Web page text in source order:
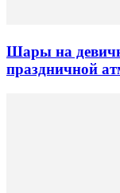
Шары на
праздничной